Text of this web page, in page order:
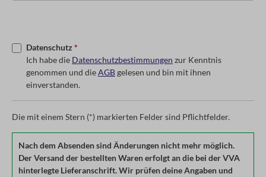
Datenschutz *
Ich habe die Datenschutzbestimmungen zur Kenntnis
genommen und dieAGBgelesen und bin mit ihnen
einverstanden.
Die mit einem Stern (*) markierten Felder sind Pflichtfelder.
Nach dem Absenden sind Änderungen nicht mehr möglich.
Der Versand der bestellten Waren erfolgt an die bei der VVA
hinterlegte Lieferanschrift. Wir prüfen deine Angaben und